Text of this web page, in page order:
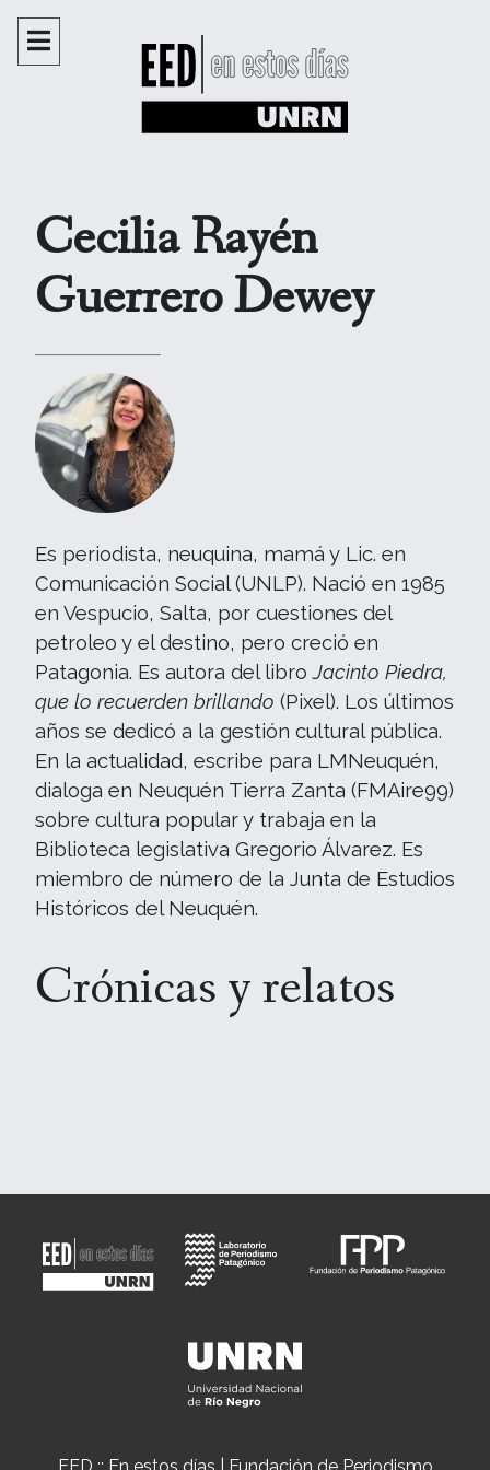
Cecilia Rayén
Guerrero Dewey
Es periodista, neuquina, mamá y Lic. en
Comunicación Social (UNLP). Nació en 1985
en Vespucio, Salta, por cuestiones del
petroleo y el destino, pero creció en
Patagonia. Es autora del libroJacinto Piedra,
que lo recuerden brillando (Pixel). Los últimos
años se dedicó a la gestión cultural pública.
En la actualidad, escribe para LMNeuquén,
dialoga en Neuquén Tierra Zanta (FMAire99)
sobre cultura popular y trabaja en la
Biblioteca legislativa Gregorio Álvarez. Es
miembro de número de la Junta de Estudios
Históricos del Neuquén.
Crónicas y relatos